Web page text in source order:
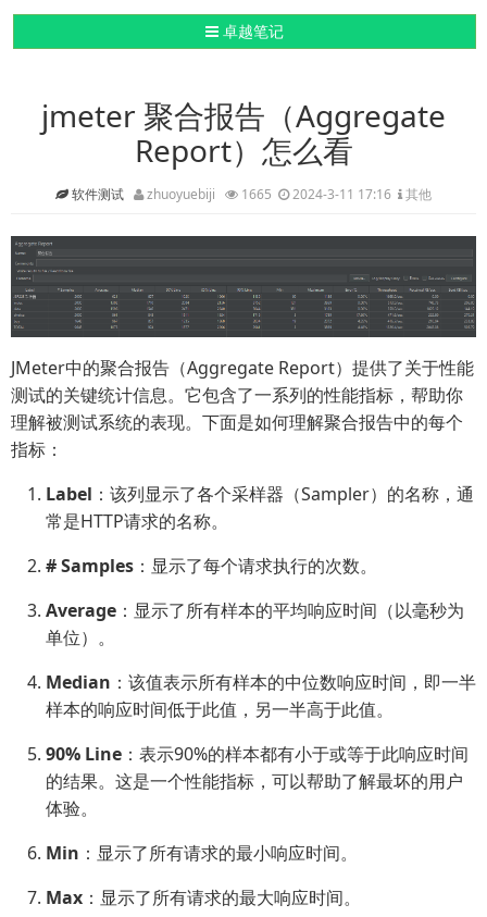
导航切换
卓越笔记
jmeter 聚合报告（Aggregate
Report）怎么看
软件测试 zhuoyuebiji 1665 2024-3-11 17:16 其他
JMeter中的聚合报告（Aggregate Report）提供了关于性能
测试的关键统计信息。它包含了一系列的性能指标，帮助你
理解被测试系统的表现。下面是如何理解聚合报告中的每个
指标：
Label ：该列显示了各个采样器（Sampler）的名称，通
常是HTTP请求的名称。
# Samples ：显示了每个请求执行的次数。
Average ：显示了所有样本的平均响应时间（以毫秒为
单位）。
Median ：该值表示所有样本的中位数响应时间，即一半
样本的响应时间低于此值，另一半高于此值。
90% Line ：表示90%的样本都有小于或等于此响应时间
的结果。这是一个性能指标，可以帮助了解最坏的用户
体验。
Min ：显示了所有请求的最小响应时间。
Max ：显示了所有请求的最大响应时间。